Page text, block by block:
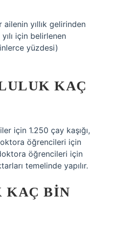
ailenin yıllık gelirinden
için belirlenen
yüzdesi)
KAÇ
için 1.250 çay kaşığı,
öğrencileri için
öğrencileri için
temelinde yapılır.
KAÇ BIN